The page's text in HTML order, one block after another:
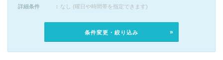
詳細条件
なし (曜日や時間帯を指定できます)
条件変更・絞り込み